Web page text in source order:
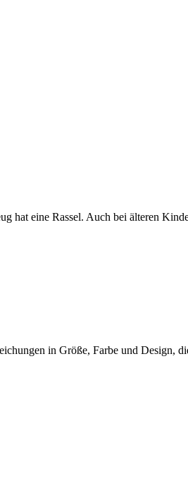
hat eine Rassel. Auch bei älteren
in Größe, Farbe und Design,